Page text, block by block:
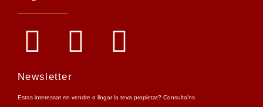
Newsletter
Estas interessat en vendre o llogar la teva propietat? Consulta'ns